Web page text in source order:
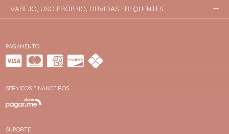
PAGAMENTO
SERVIÇOS FINANCEIROS
SUPORTE
VAREJO, USO PRÓPRIO, DÚVIDAS FREQUENTES